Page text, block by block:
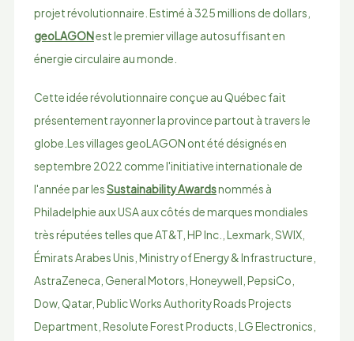
projet révolutionnaire. Estimé à 325 millions de dollars,
geoLAGONest le premier village autosuffisant en
énergie circulaire au monde.
Cette idée révolutionnaire conçue au Québec fait
présentement rayonner la province partout à travers le
globe.Les villages geoLAGON ont été désignés en
septembre 2022 comme l'initiative internationale de
l'année par lesSustainability Awardsnommés à
Philadelphie aux USA aux côtés de marques mondiales
très réputées telles que AT&T, HP Inc., Lexmark, SWIX,
Émirats Arabes Unis, Ministry of Energy & Infrastructure,
AstraZeneca, General Motors, Honeywell, PepsiCo,
Dow, Qatar, Public Works Authority Roads Projects
Department, Resolute Forest Products, LG Electronics,